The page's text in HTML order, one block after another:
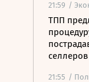
21:59 /
ТПП
селлеров
21:55 /